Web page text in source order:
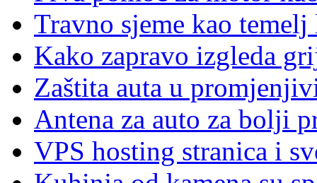
Travno sjeme kao
Kako zapravo izgleda
Zaštita auta u
Antena za auto za bolji
VPS hosting stranica i